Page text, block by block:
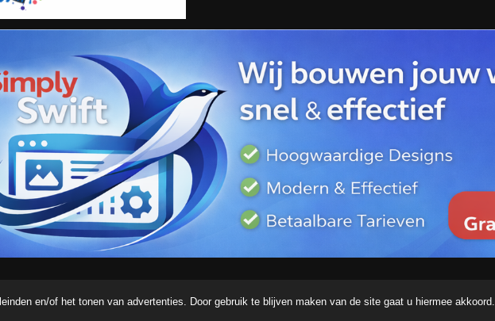
en/of het tonen van advertenties. Door gebruik te blijven maken van de site gaat u hiermee akkoord.